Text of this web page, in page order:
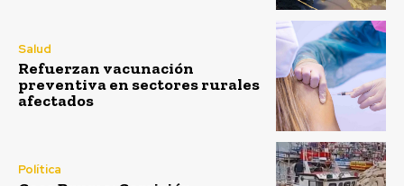
Salud
Refuerzan vacunación
preventiva en sectores rurales
afectados
Política